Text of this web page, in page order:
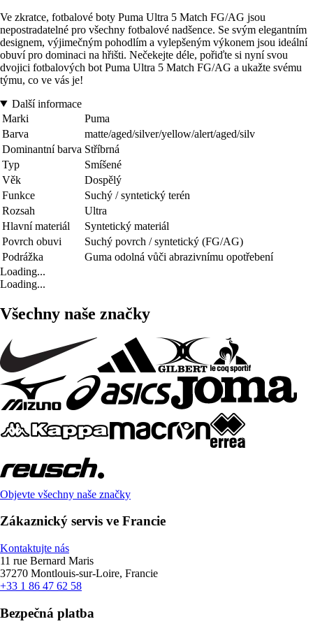
Ve zkratce, fotbalové boty Puma Ultra 5 Match FG/AG jsou
nepostradatelné pro všechny fotbalové nadšence. Se svým elegantním
designem, výjimečným pohodlím a vylepšeným výkonem jsou ideální
obuví pro dominaci na hřišti. Nečekejte déle, pořiďte si nyní svou
dvojici fotbalových bot Puma Ultra 5 Match FG/AG a ukažte svému
týmu, co ve vás je!
Další informace
Marki
Puma
Barva
matte/aged/silver/yellow/alert/aged/silv
Dominantní barva Stříbrná
Typ
Smíšené
Věk
Dospělý
Funkce
Suchý / syntetický terén
Rozsah
Ultra
Hlavní materiál
Syntetický materiál
Povrch obuvi
Suchý povrch / syntetický (FG/AG)
Podrážka
Guma odolná vůči abrazivnímu opotřebení
Loading...
Loading...
Všechny naše značky
Objevte všechny naše značky
Zákaznický servis ve Francie
Kontaktujte nás
11 rue Bernard Maris
37270 Montlouis-sur-Loire, Francie
+33 1 86 47 62 58
Bezpečná platba